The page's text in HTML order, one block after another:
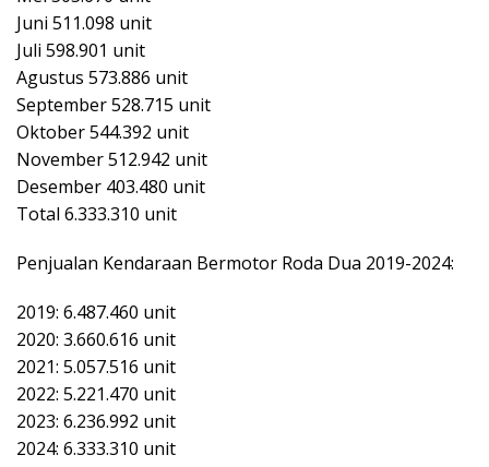
Juni 511.098 unit
Juli 598.901 unit
Agustus 573.886 unit
September 528.715 unit
Oktober 544.392 unit
November 512.942 unit
Desember 403.480 unit
Total 6.333.310 unit
Penjualan Kendaraan Bermotor Roda Dua 2019-2024:
2019: 6.487.460 unit
2020: 3.660.616 unit
2021: 5.057.516 unit
2022: 5.221.470 unit
2023: 6.236.992 unit
2024: 6.333.310 unit